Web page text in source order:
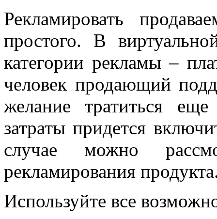
Рекламировать
простого. В
категории рекламы –
человек продающий
желание тратиться
затраты придется
случае можно
рекламирования
Используйте все